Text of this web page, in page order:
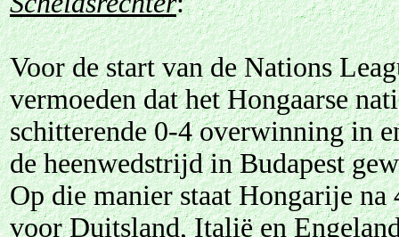
Voor de start van de Nations
vermoeden dat het Hongaarse
schitterende 0-4 overwinning in
de heenwedstrijd in Budapest
Op die manier staat Hongarije na
voor Duitsland, Italië en